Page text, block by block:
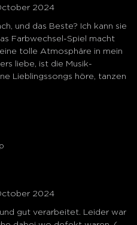
2024
und das Beste? Ich kann sie
Farbwechsel-Spiel macht
tolle Atmosphäre in mein
liebe, ist die Musik-
Lieblingssongs höre, tanzen
2024
gut verarbeitet. Leider war